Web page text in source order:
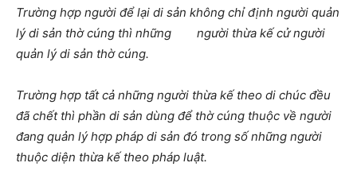
Trường hợp người để lại di sản không chỉ định người quản
lý di sản thờ cúng thì những người thừa kế cử người
quản lý di sản thờ cúng.
Trường hợp tất cả những người thừa kế theo di chúc đều
đã chết thì phần di sản dùng để thờ cúng thuộc về người
đang quản lý hợp pháp di sản đó trong số những người
thuộc diện thừa kế theo pháp luật.